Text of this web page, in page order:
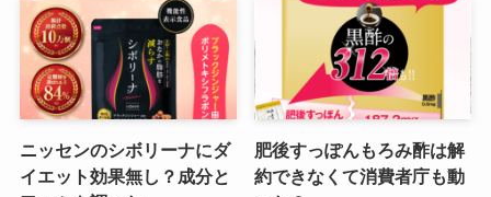
ニッセンのシボリーナにダ
イエット効果無し？成分と
肥後すっぽんもろみ酢は解
約できなくて消費者庁も動